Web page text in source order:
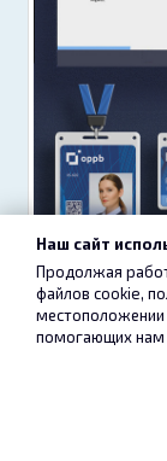
Наш сайт
Продолжая
файлов cookie,
местоположении
помогающих нам